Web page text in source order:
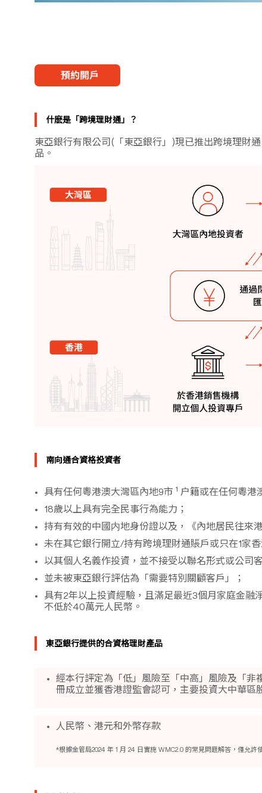
什麽是「跨境理財通」？
東亞銀行有限公司(「東亞銀行」)現已推出跨境理財
品。
南向通合資格投資者
具有任何粵港澳大灣區內地9市 1 户籍或在任何粵港
18歲以上具有完全民事行為能力；
持有有效的中國内地身份證以及，《內地居民往來
未在其它銀行開立/持有跨境理財通賬戶或只在1家
以其個人名義作投資，並不接受以聯名形式或公司
並未被東亞銀行評估為「需要特別關顧客戶」；
具有2年以上投資經驗，且滿足最近3個月家庭金融
不低於40萬元人民幣。
東亞銀行提供的合資格理財產品
經本行評定為「低」風險至「中高」風險及「
冊成立並獲香港證監會認可，主要投資大中華區
人民幣、港元和外幣存款
*根據金管局2024 年 1 月 24 日實施 WMC2.0 的常見問題解答，僅允